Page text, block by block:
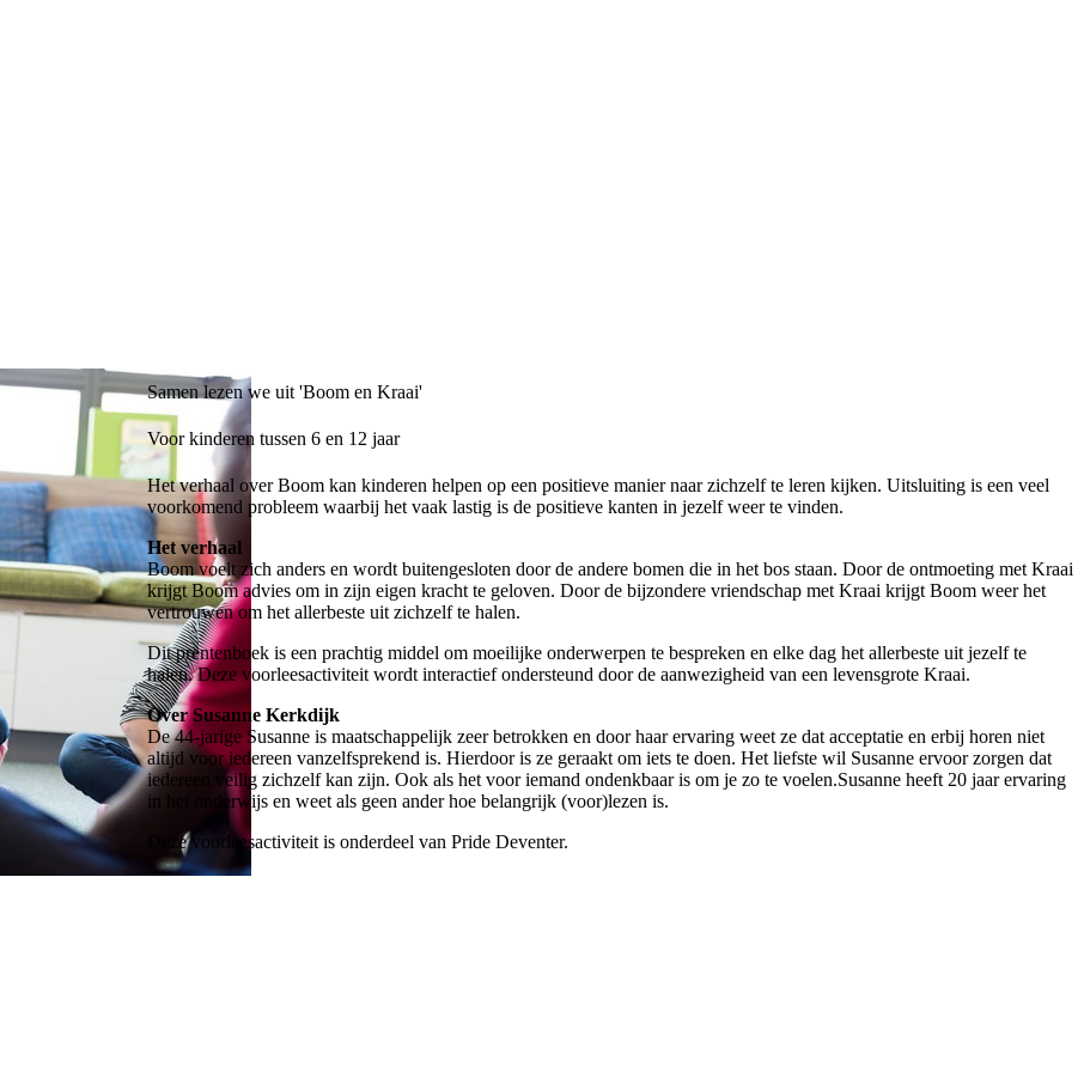
Samen lezen we uit 'Boom en Kraai'
Voor kinderen tussen 6 en 12 jaar
Het verhaal over Boom kan kinderen helpen op een positieve manier naar zichzelf te leren kijken. Uitsluiting is een veel
voorkomend probleem waarbij het vaak lastig is de positieve kanten in jezelf weer te vinden.
Het verhaal
Boom voelt zich anders en wordt buitengesloten door de andere bomen die in het bos staan. Door de ontmoeting met Kraai
krijgt Boom advies om in zijn eigen kracht te geloven. Door de bijzondere vriendschap met Kraai krijgt Boom weer het
vertrouwen om het allerbeste uit zichzelf te halen.
Dit prentenboek is een prachtig middel om moeilijke onderwerpen te bespreken en elke dag het allerbeste uit jezelf te
halen. Deze voorleesactiviteit wordt interactief ondersteund door de aanwezigheid van een levensgrote Kraai.
Over Susanne Kerkdijk
De 44-jarige Susanne is maatschappelijk zeer betrokken en door haar ervaring weet ze dat acceptatie en erbij horen niet
altijd voor iedereen vanzelfsprekend is. Hierdoor is ze geraakt om iets te doen. Het liefste wil Susanne ervoor zorgen dat
iedereen veilig zichzelf kan zijn. Ook als het voor iemand ondenkbaar is om je zo te voelen.Susanne heeft 20 jaar ervaring
in het onderwijs en weet als geen ander hoe belangrijk (voor)lezen is.
Deze voorleesactiviteit is onderdeel van Pride Deventer.